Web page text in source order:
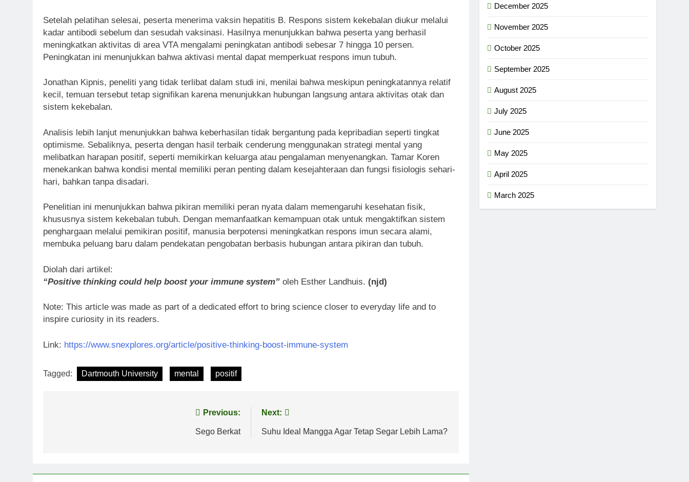
Setelah pelatihan selesai, peserta menerima vaksin hepatitis B. Respons sistem kekebalan diukur melalui
kadar antibodi sebelum dan sesudah vaksinasi. Hasilnya menunjukkan bahwa peserta yang berhasil
meningkatkan aktivitas di area VTA mengalami peningkatan antibodi sebesar 7 hingga 10 persen.
Peningkatan ini menunjukkan bahwa aktivasi mental dapat memperkuat respons imun tubuh.
Jonathan Kipnis, peneliti yang tidak terlibat dalam studi ini, menilai bahwa meskipun peningkatannya relatif
kecil, temuan tersebut tetap signifikan karena menunjukkan hubungan langsung antara aktivitas otak dan
sistem kekebalan.
Analisis lebih lanjut menunjukkan bahwa keberhasilan tidak bergantung pada kepribadian seperti tingkat
optimisme. Sebaliknya, peserta dengan hasil terbaik cenderung menggunakan strategi mental yang
melibatkan harapan positif, seperti memikirkan keluarga atau pengalaman menyenangkan. Tamar Koren
menekankan bahwa kondisi mental memiliki peran penting dalam kesejahteraan dan fungsi fisiologis sehari-
hari, bahkan tanpa disadari.
Penelitian ini menunjukkan bahwa pikiran memiliki peran nyata dalam memengaruhi kesehatan fisik,
khususnya sistem kekebalan tubuh. Dengan memanfaatkan kemampuan otak untuk mengaktifkan sistem
penghargaan melalui pemikiran positif, manusia berpotensi meningkatkan respons imun secara alami,
membuka peluang baru dalam pendekatan pengobatan berbasis hubungan antara pikiran dan tubuh.
Diolah dari artikel:
“Positive thinking could help boost your immune system” oleh Esther Landhuis. (njd)
Note: This article was made as part of a dedicated effort to bring science closer to everyday life and to
inspire curiosity in its readers.
Link: https://www.snexplores.org/article/positive-thinking-boost-immune-system
Tagged: Dartmouth University mental positif
Previous:
Sego Berkat
Next:
Suhu Ideal Mangga Agar Tetap Segar Lebih Lama?
December 2025
November 2025
October 2025
September 2025
August 2025
July 2025
June 2025
May 2025
April 2025
March 2025